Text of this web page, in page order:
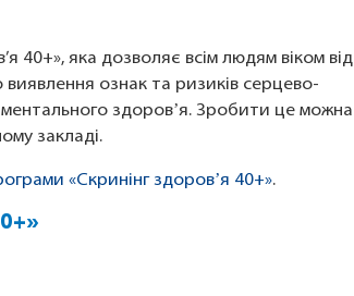
40+», яка дозволяє всім людям віком від
ознак та ризиків серцево-
здоровʼя. Зробити це можна
закладі.
«Скринінг здоровʼя 40+».